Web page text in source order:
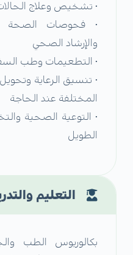
• تشخيص وعلاج الحالات
• فحوصات الصحة
والإرشاد الصحي
• التطعيمات وطب
• تنسيق الرعاية
المختلفة عند الحاجة
• التوعية الصحية
الطويل
التعليم
بكالوريوس الطب